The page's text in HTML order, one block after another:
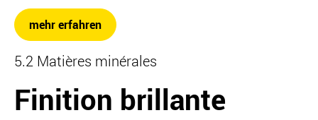
mehr erfahren
5.2 Matières minérales
Finition brillante